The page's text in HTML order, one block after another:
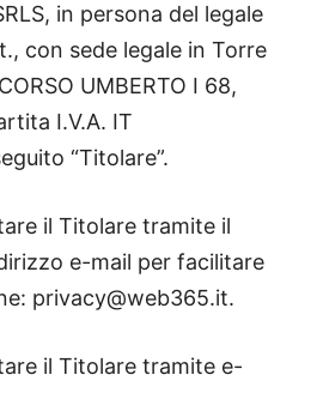
in persona del legale
con sede legale in Torre
UMBERTO I 68,
I.V.A. IT
“Titolare”.
il Titolare tramite il
e-mail per facilitare
privacy@web365.it.
il Titolare tramite e-